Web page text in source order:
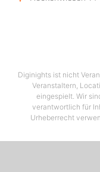
https://
Diginights ist nicht
Veranstaltern,
eingespielt. Wir
verantwortlich für
Urheberrecht